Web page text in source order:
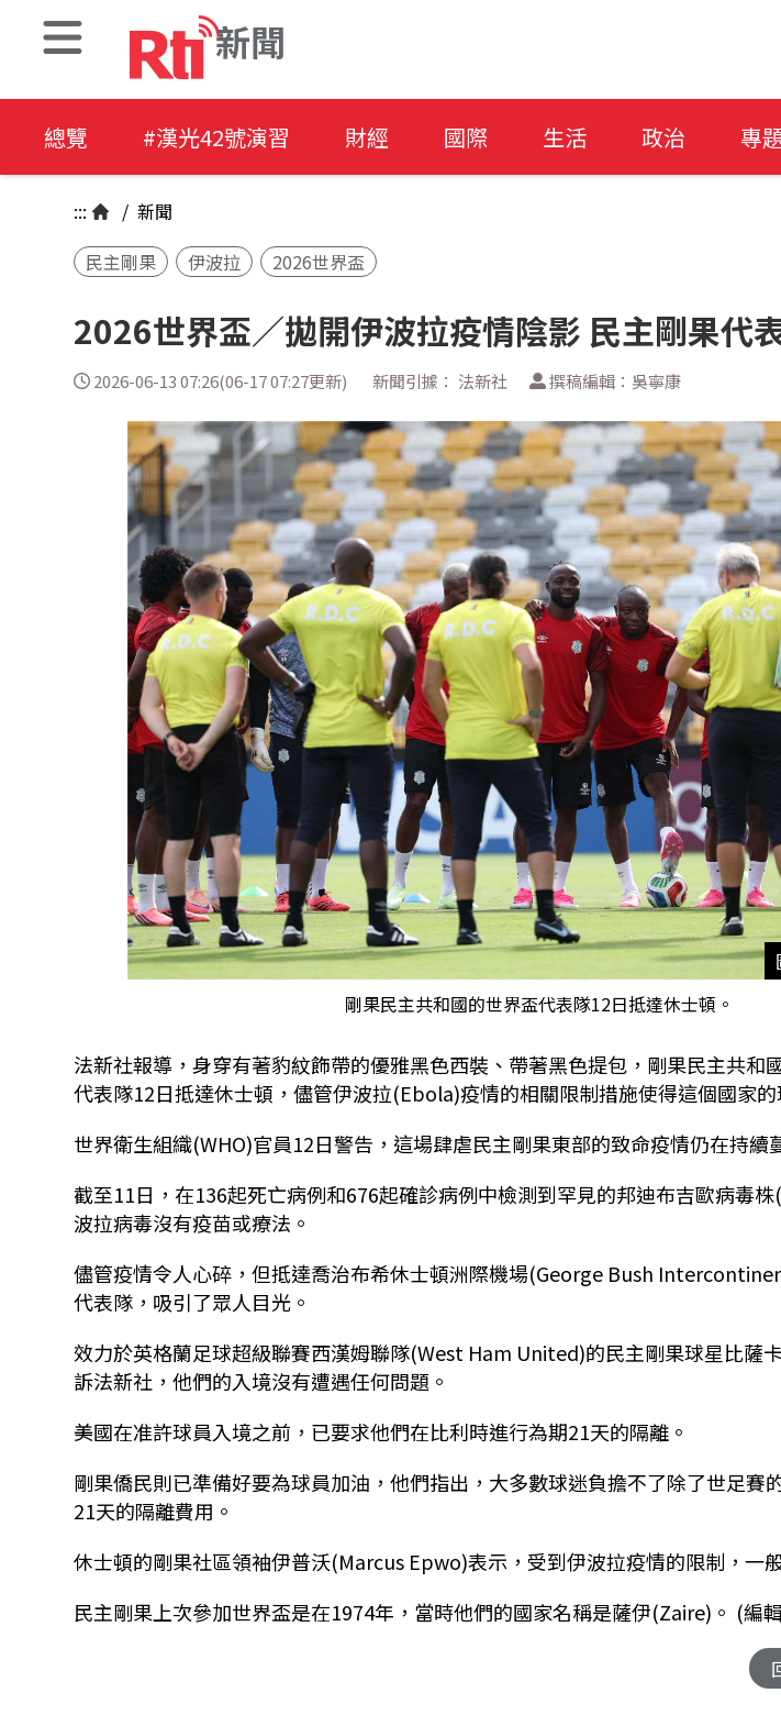
新聞
總覽 #漢光42號演習 財經 國際 生活 政治 專
::: / 新聞
民主剛果
伊波拉 2026世界盃
2026世界盃／拋開伊波拉疫情陰影 民主剛果代
2026-06-13 07:26(06-17 07:27更新) 新聞引據： 法新社 撰稿編輯：吳寧康
剛果民主共和國的世界盃代表隊12日抵達休士頓。
法新社報導，身穿有著豹紋飾帶的優雅黑色西裝、帶著黑色提包，剛果民主共和
代表隊12日抵達休士頓，儘管伊波拉(Ebola)疫情的相關限制措施使得這個國家的
世界衛生組織(WHO)官員12日警告，這場肆虐民主剛果東部的致命疫情仍在持續
截至11日，在136起死亡病例和676起確診病例中檢測到罕見的邦迪布吉歐病毒
波拉病毒沒有疫苗或療法。
儘管疫情令人心碎，但抵達喬治布希休士頓洲際機場(George Bush
代表隊，吸引了眾人目光。
效力於英格蘭足球超級聯賽西漢姆聯隊(West Ham United)的民主剛果球星比薩
訴法新社，他們的入境沒有遭遇任何問題。
美國在准許球員入境之前，已要求他們在比利時進行為期21天的隔離。
剛果僑民則已準備好要為球員加油，他們指出，大多數球迷負擔不了除了世足賽
21天的隔離費用。
休士頓的剛果社區領袖伊普沃(Marcus Epwo)表示，受到伊波拉疫情的限制，一
民主剛果上次參加世界盃是在1974年，當時他們的國家名稱是薩伊(Zaire)。 (編